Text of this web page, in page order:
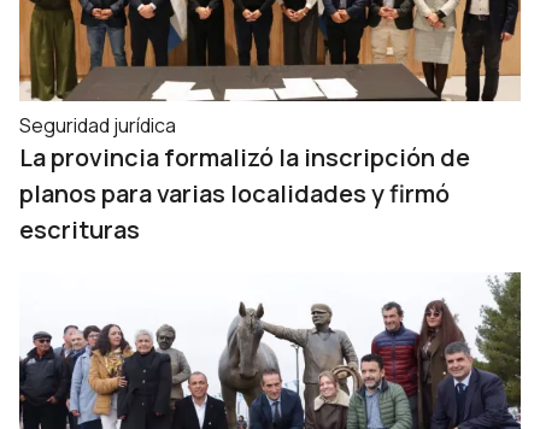
Seguridad jurídica
La provincia formalizó la inscripción de
planos para varias localidades y firmó
escrituras